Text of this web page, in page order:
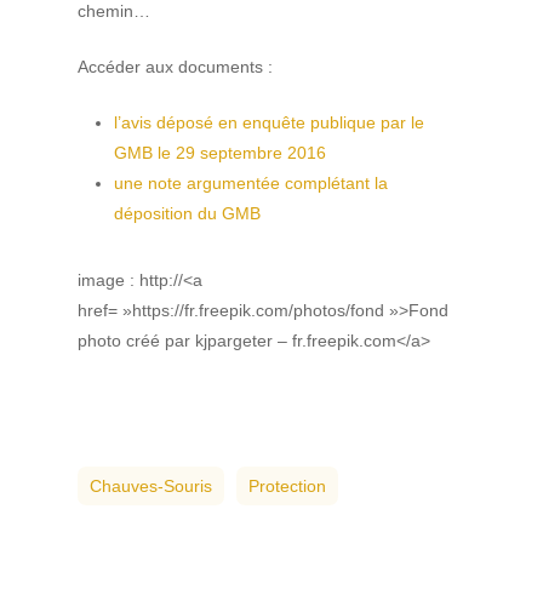
chemin…
Accéder aux documents :
l’avis déposé en enquête publique par le
GMB le 29 septembre 2016
une note argumentée complétant la
déposition du GMB
image : http://<a
href= »https://fr.freepik.com/photos/fond »>Fond
photo créé par kjpargeter – fr.freepik.com</a>
Chauves-Souris Protection